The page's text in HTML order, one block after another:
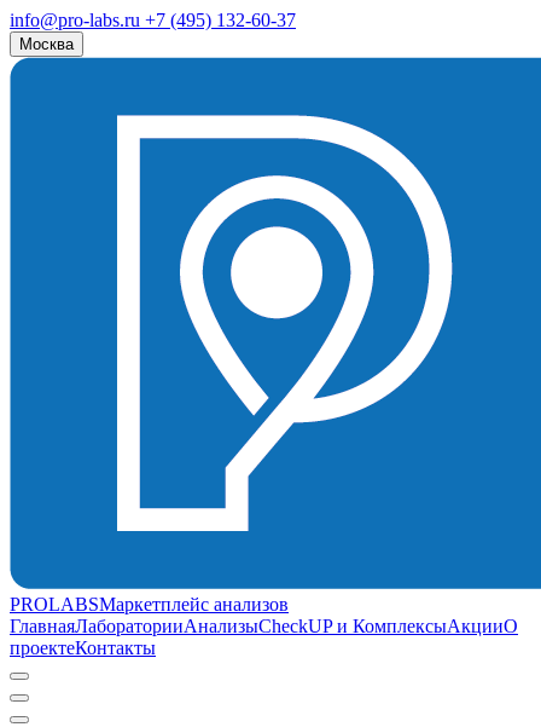
info@pro-labs.ru +7 (495) 132-60-37
Москва
PROLABSМаркетплейс анализов
ГлавнаяЛабораторииАнализыCheckUP и КомплексыАкцииО
проектеКонтакты